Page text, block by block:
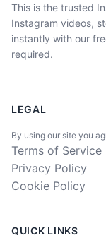
This is the trusted
Instagram videos,
instantly with our
required.
LEGAL
By using our site you
Terms of Service
Privacy Policy
Cookie Policy
QUICK LINKS